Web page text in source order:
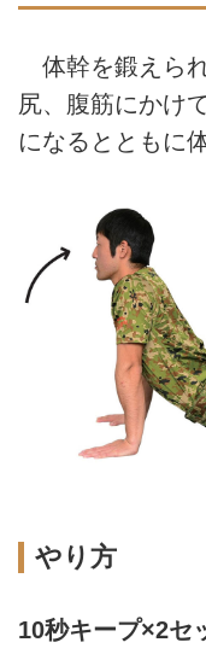
体幹を鍛えら
尻、腹筋にかけ
になるとともに
やり方
10秒キープ×2セ